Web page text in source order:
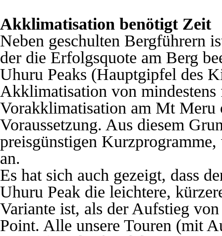
Akklimatisation benötigt Zeit
Neben geschulten Bergführern
der die Erfolgsquote am Berg
Uhuru Peaks (Hauptgipfel des
Akklimatisation von mindestens
Vorakklimatisation am Mt Meru
Voraussetzung. Aus diesem
preisgünstigen
an.
Es hat sich auch gezeigt, dass
Uhuru Peak die leichtere,
Variante ist, als der Aufstieg
Point. Alle unsere Touren (mit